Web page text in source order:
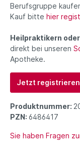
Berufsgruppe
Kauf bitte hier
Heilpraktikern
direkt bei unseren
Apotheke.
Jetzt registrieren
Produktnummer:
PZN: 6486417
Sie haben Fragen